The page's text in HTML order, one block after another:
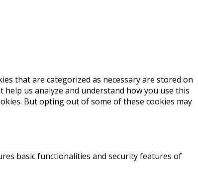
that are categorized as necessary are stored on
us analyze and understand how you use this
But opting out of some of these cookies may
basic functionalities and security features of